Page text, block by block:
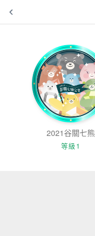
2021谷關七熊
等級1